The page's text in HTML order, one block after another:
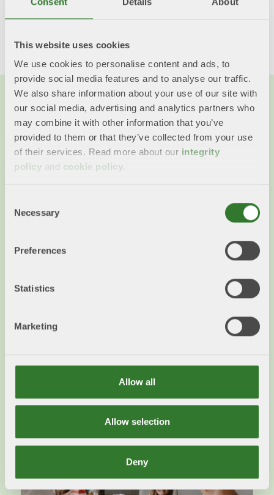
This website uses cookies
We use cookies to personalise content and ads, to
provide social media features and to analyse our traffic.
We also share information about your use of our site with
our social media, advertising and analytics partners who
may combine it with other information that you’ve
provided to them or that they’ve collected from your use
of their services. Read more about our integrity
policy and cookie policy
Selection
Necessary
Preferences
Statistics
Marketing
Allow all
Allow selection
Deny
göra skillnad
förutsättningar för att bo och arbeta och är en